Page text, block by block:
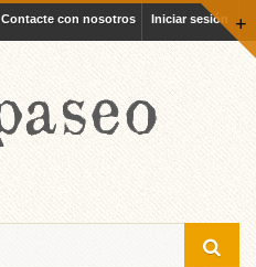
+
Iniciar sesión
Contacte con nosotros